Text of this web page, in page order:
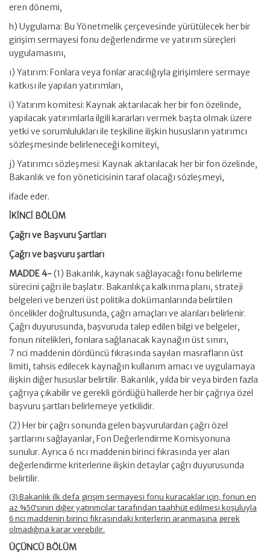
eren dönemi,
h) Uygulama: Bu Yönetmelik çerçevesinde yürütülecek her bir
girişim sermayesi fonu değerlendirme ve yatırım süreçleri
uygulamasını,
ı) Yatırım: Fonlara veya fonlar aracılığıyla girişimlere sermaye
katkısı ile yapılan yatırımları,
i) Yatırım komitesi: Kaynak aktarılacak her bir fon özelinde,
yapılacak yatırımlarla ilgili kararları vermek başta olmak üzere
yetki ve sorumlulukları ile teşkiline ilişkin hususların yatırımcı
sözleşmesinde belirleneceği komiteyi,
j) Yatırımcı sözleşmesi: Kaynak aktarılacak her bir fon özelinde,
Bakanlık ve fon yöneticisinin taraf olacağı sözleşmeyi,
ifade eder.
İKİNCİ BÖLÜM
Çağrı ve Başvuru Şartları
Çağrı ve başvuru şartları
MADDE 4-(1) Bakanlık, kaynak sağlayacağı fonu belirleme
sürecini çağrı ile başlatır. Bakanlıkça kalkınma planı, strateji
belgeleri ve benzeri üst politika dokümanlarında belirtilen
öncelikler doğrultusunda, çağrı amaçları ve alanları belirlenir.
Çağrı duyurusunda, başvuruda talep edilen bilgi ve belgeler,
fonun nitelikleri, fonlara sağlanacak kaynağın üst sınırı,
7 nci maddenin dördüncü fıkrasında sayılan masrafların üst
limiti, tahsis edilecek kaynağın kullanım amacı ve uygulamaya
ilişkin diğer hususlar belirtilir. Bakanlık, yılda bir veya birden fazla
çağrıya çıkabilir ve gerekli gördüğü hallerde her bir çağrıya özel
başvuru şartları belirlemeye yetkilidir.
(2) Her bir çağrı sonunda gelen başvurulardan çağrı özel
şartlarını sağlayanlar, Fon Değerlendirme Komisyonuna
sunulur. Ayrıca 6 ncı maddenin birinci fıkrasında yer alan
değerlendirme kriterlerine ilişkin detaylar çağrı duyurusunda
belirtilir.
(3) Bakanlık ilk defa girişim sermayesi fonu kuracaklar için, fonun en
az %50’sinin diğer yatırımcılar tarafından taahhüt edilmesi koşuluyla
6 ncı maddenin birinci fıkrasındaki kriterlerin aranmasına gerek
olmadığına karar verebilir.
ÜÇÜNCÜ BÖLÜM